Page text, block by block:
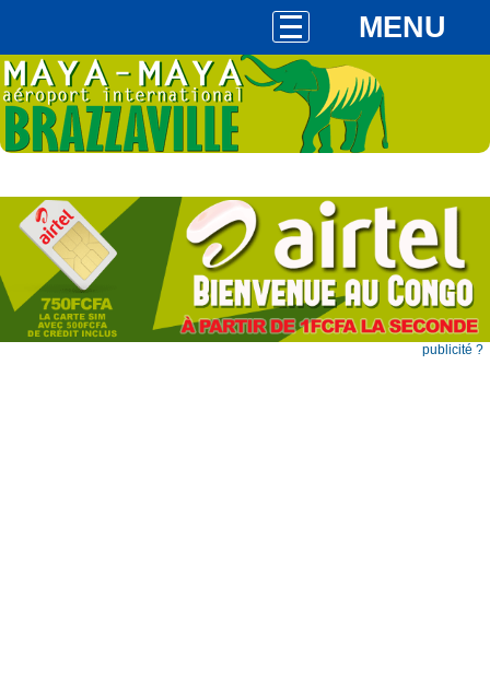
MENU
publicité ?